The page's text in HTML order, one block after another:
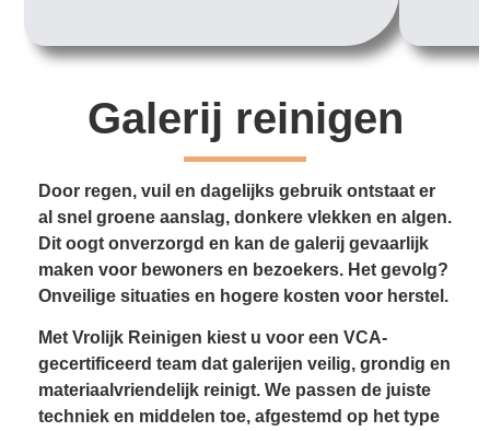
Galerij reinigen
Door regen, vuil en dagelijks gebruik ontstaat er
al snel groene aanslag, donkere vlekken en algen.
Dit oogt onverzorgd en kan de galerij gevaarlijk
maken voor bewoners en bezoekers. Het gevolg?
Onveilige situaties en hogere kosten voor herstel.
Met Vrolijk Reinigen kiest u voor een VCA-
gecertificeerd team dat galerijen veilig, grondig en
materiaalvriendelijk reinigt. We passen de juiste
techniek en middelen toe, afgestemd op het type